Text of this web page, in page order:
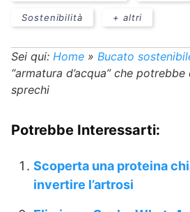
Sostenibilità + altri
Sei qui: Home » Bucato
“armatura d’acqua” che
sprechi
Potrebbe Interessarti:
Scoperta una proteina
invertire l’artrosi